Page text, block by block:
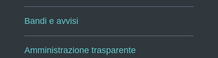
Bandi e avvisi
Amministrazione trasparente